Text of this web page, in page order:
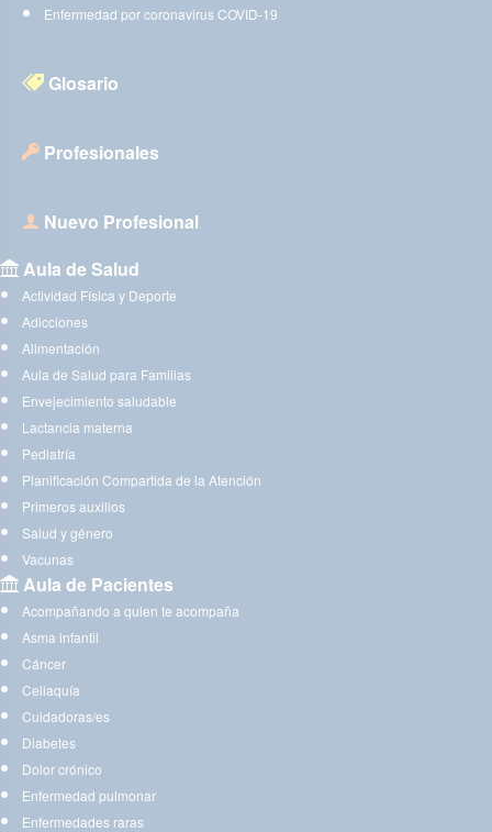
Enfermedad por coronavirus COVID-19
Glosario
Profesionales
Nuevo Profesional
Aula de Salud
Actividad Física y Deporte
Adicciones
Alimentación
Aula de Salud para Familias
Envejecimiento saludable
Lactancia materna
Pediatría
Planificación Compartida de la Atención
Primeros auxilios
Salud y género
Vacunas
Aula de Pacientes
Acompañando a quien te acompaña
Asma infantil
Cáncer
Celiaquía
Cuidadoras/es
Diabetes
Dolor crónico
Enfermedad pulmonar
Enfermedades raras